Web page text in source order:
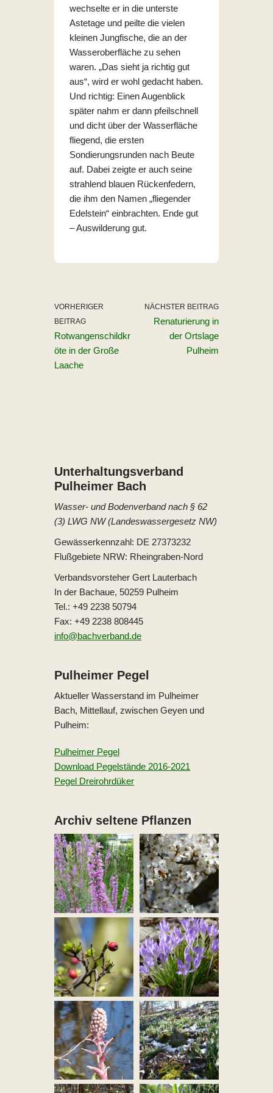
wechselte er in die unterste
Astetage und peilte die vielen
kleinen Jungfische, die an der
Wasseroberfläche zu sehen
waren. „Das sieht ja richtig gut
aus“, wird er wohl gedacht haben.
Und richtig: Einen Augenblick
später nahm er dann pfeilschnell
und dicht über der Wasserfläche
fliegend, die ersten
Sondierungsrunden nach Beute
auf. Dabei zeigte er auch seine
strahlend blauen Rückenfedern,
die ihm den Namen „fliegender
Edelstein“ einbrachten. Ende gut
– Auswilderung gut.
VORHERIGER
BEITRAG
Rotwangenschildkr
öte in der Große
Laache
NÄCHSTER BEITRAG
Renaturierung in
der Ortslage
Pulheim
Unterhaltungs­verband
Pulheimer Bach
Wasser- und Bodenverband nach § 62
(3) LWG NW (Landeswassergesetz NW)
Gewässerkennzahl: DE 27373232
Flußgebiete NRW: Rheingraben-Nord
Verbandsvorsteher Gert Lauterbach
In der Bachaue, 50259 Pulheim
Tel.: +49 2238 50794
Fax: +49 2238 808445
info@bachverband.de
Pulheimer Pegel
Aktueller Wasserstand im Pulheimer
Bach, Mittellauf, zwischen Geyen und
Pulheim:
Pulheimer Pegel
Download Pegelstände 2016-2021
Pegel Dreirohrdüker
Archiv seltene Pflanzen